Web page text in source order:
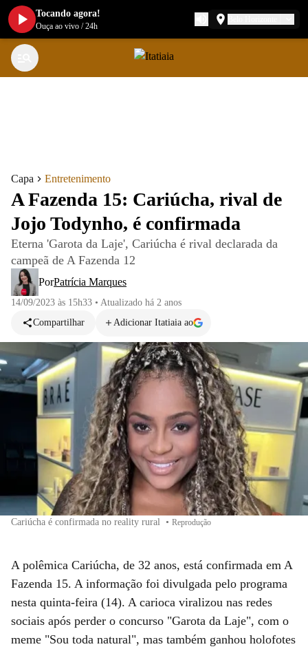
Capa Entretenimento
A Fazenda 15: Cariúcha, rival de
Jojo Todynho, é confirmada
Eterna 'Garota da Laje', Cariúcha é rival declarada da
campeã de A Fazenda 12
PorPatrícia Marques
14/09/2023 às 15h33 • Atualizado há 2 anos
Compartilhar
Adicionar Itatiaia ao
Cariúcha é confirmada no reality rural • Reprodução
A polêmica Cariúcha, de 32 anos, está confirmada em A
Fazenda 15. A informação foi divulgada pelo programa
nesta quinta-feira (14). A carioca viralizou nas redes
sociais após perder o concurso "Garota da Laje", com o
meme "Sou toda natural", mas também ganhou holofotes
Tocando agora!
Ouça ao vivo /24h